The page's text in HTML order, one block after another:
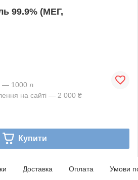
99.9% (МЕГ,
— 1000 л
на сайті — 2 000 ₴
Купити
Доставка Оплата Умови